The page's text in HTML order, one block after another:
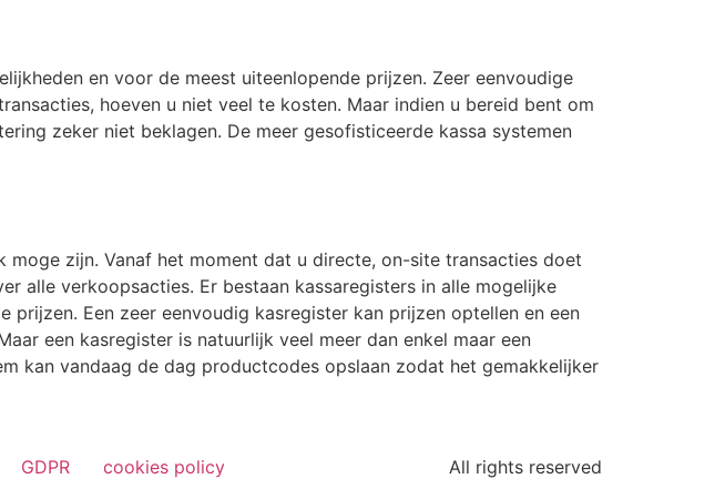
en voor de meest uiteenlopende prijzen. Zeer eenvoudige
hoeven u niet veel te kosten. Maar indien u bereid bent om
zeker niet beklagen. De meer gesofisticeerde kassa systemen
zijn. Vanaf het moment dat u directe, on-site transacties doet
alle verkoopsacties. Er bestaan kassaregisters in alle mogelijke
Een zeer eenvoudig kasregister kan prijzen optellen en een
een kasregister is natuurlijk veel meer dan enkel maar een
kan vandaag de dag productcodes opslaan zodat het gemakkelijker
GDPR cookies policy All rights reserved